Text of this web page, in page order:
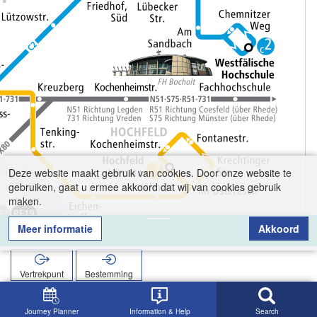
Journey Planner Information & Help Search
Schloss
Vertrekpunt
Bestemming
Zoekopracht
Deze website maakt gebruik van cookies. Door onze website te
gebruiken, gaat u ermee akkoord dat wij van cookies gebruik
maken.
Meer informatie
Akkoord